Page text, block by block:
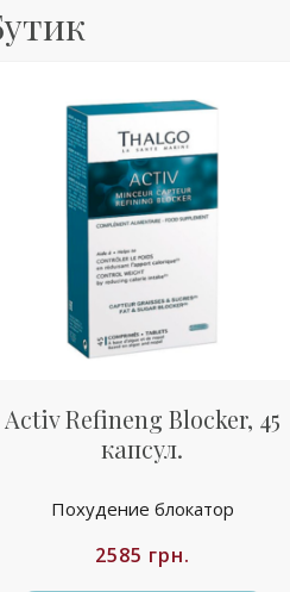
Activ Refineng Blocker, 45
капсул.
Похудение блокатор
2585 грн.